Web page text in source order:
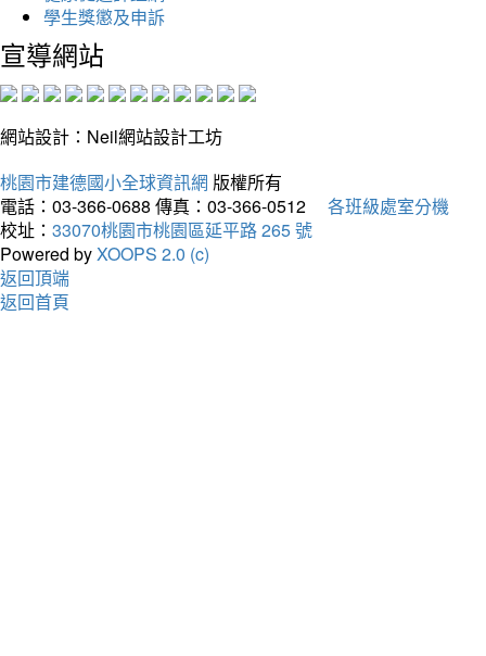
學生獎懲及申訴
宣導網站
網站設計：Neil網站設計工坊
桃園市建德國小全球資訊網 版權所有
電話：03-366-0688 傳真：03-366-0512
各班級處室分機
校址： 33070桃園市桃園區延平路 265 號
Powered byXOOPS 2.0 (c)
返回頂端
返回首頁